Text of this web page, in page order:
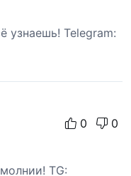
Telegram:
0 0
TG: